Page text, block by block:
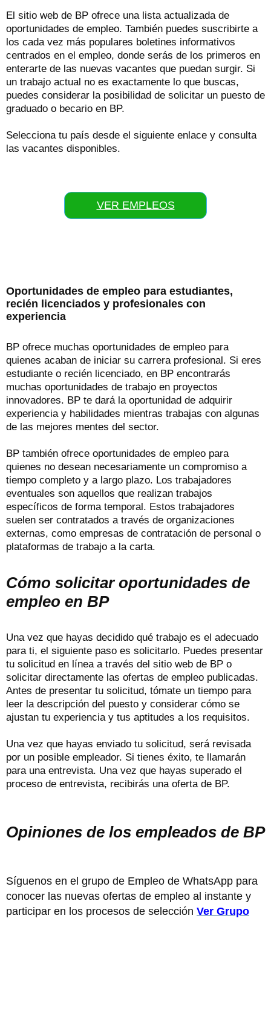
El sitio web de BP ofrece una lista actualizada de
oportunidades de empleo. También puedes suscribirte a
los cada vez más populares boletines informativos
centrados en el empleo, donde serás de los primeros en
enterarte de las nuevas vacantes que puedan surgir. Si
un trabajo actual no es exactamente lo que buscas,
puedes considerar la posibilidad de solicitar un puesto de
graduado o becario en BP.
Selecciona tu país desde el siguiente enlace y consulta
las vacantes disponibles.
VER EMPLEOS
Oportunidades de empleo para estudiantes,
recién licenciados y profesionales con
experiencia
BP ofrece muchas oportunidades de empleo para
quienes acaban de iniciar su carrera profesional. Si eres
estudiante o recién licenciado, en BP encontrarás
muchas oportunidades de trabajo en proyectos
innovadores. BP te dará la oportunidad de adquirir
experiencia y habilidades mientras trabajas con algunas
de las mejores mentes del sector.
BP también ofrece oportunidades de empleo para
quienes no desean necesariamente un compromiso a
tiempo completo y a largo plazo. Los trabajadores
eventuales son aquellos que realizan trabajos
específicos de forma temporal. Estos trabajadores
suelen ser contratados a través de organizaciones
externas, como empresas de contratación de personal o
plataformas de trabajo a la carta.
Cómo solicitar oportunidades de
empleo en BP
Una vez que hayas decidido qué trabajo es el adecuado
para ti, el siguiente paso es solicitarlo. Puedes presentar
tu solicitud en línea a través del sitio web de BP o
solicitar directamente las ofertas de empleo publicadas.
Antes de presentar tu solicitud, tómate un tiempo para
leer la descripción del puesto y considerar cómo se
ajustan tu experiencia y tus aptitudes a los requisitos.
Una vez que hayas enviado tu solicitud, será revisada
por un posible empleador. Si tienes éxito, te llamarán
para una entrevista. Una vez que hayas superado el
proceso de entrevista, recibirás una oferta de BP.
Opiniones de los empleados de BP
Síguenos en el grupo de Empleo de WhatsApp para
conocer las nuevas ofertas de empleo al instante y
participar en los procesos de selección Ver Grupo